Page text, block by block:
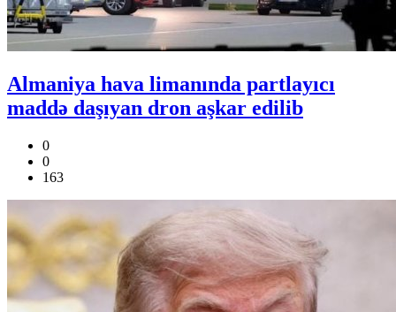
Almaniya hava limanında partlayıcı
maddə daşıyan dron aşkar edilib
0
0
163